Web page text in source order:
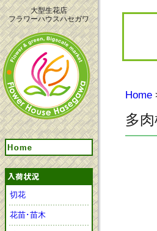
大型生花店
フラワーハウスハセガワ
切花
花苗･苗木
Home
多